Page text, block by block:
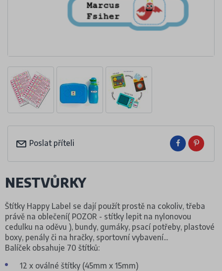
Poslat příteli
NESTVŮRKY
Štítky Happy Label se dají použít prostě na cokoliv, třeba
právě na oblečení( POZOR - stítky lepit na nylonovou
cedulku na oděvu ), bundy, gumáky, psací potřeby, plastové
boxy, penály či na hračky, sportovní vybavení...
Balíček obsahuje 70 štítků:
12 x oválné štítky (45mm x 15mm)